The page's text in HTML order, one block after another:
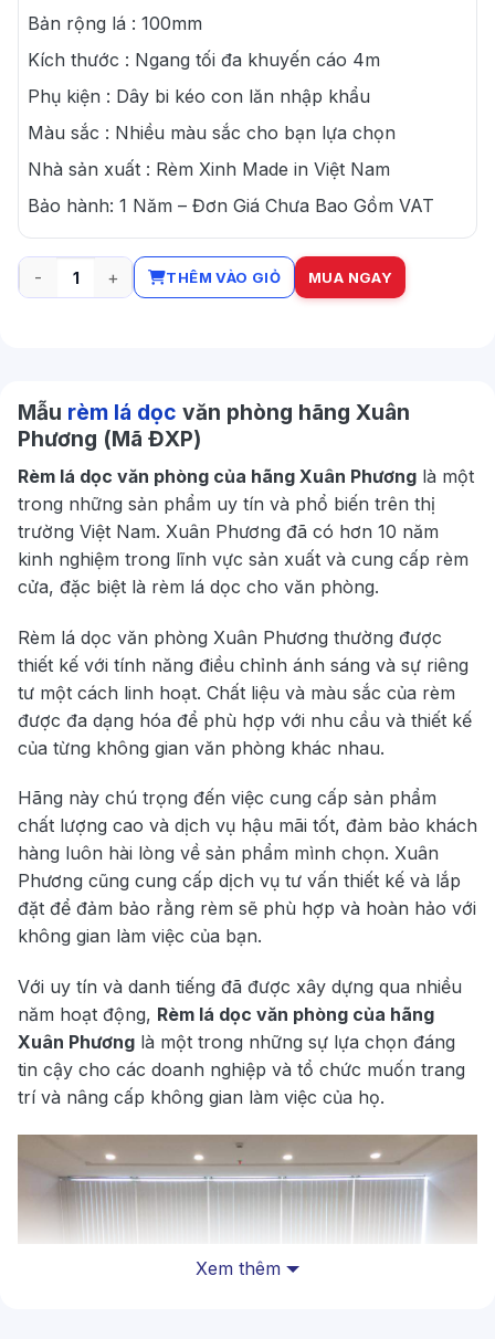
Bản rộng lá : 100mm
Kích thước : Ngang tối đa khuyến cáo 4m
Phụ kiện : Dây bi kéo con lăn nhập khẩu
Màu sắc : Nhiều màu sắc cho bạn lựa chọn
Nhà sản xuất : Rèm Xinh Made in Việt Nam
Bảo hành: 1 Năm – Đơn Giá Chưa Bao Gồm VAT
Rèm lá dọc văn phòng hãng Xuân Phương số lượng
THÊM VÀO GIỎ MUA NGAY
Mẫu rèm lá dọc văn phòng hãng Xuân
Phương (Mã ĐXP)
Rèm lá dọc văn phòng của hãng Xuân Phương là một
trong những sản phẩm uy tín và phổ biến trên thị
trường Việt Nam. Xuân Phương đã có hơn 10 năm
kinh nghiệm trong lĩnh vực sản xuất và cung cấp rèm
cửa, đặc biệt là rèm lá dọc cho văn phòng.
Rèm lá dọc văn phòng Xuân Phương thường được
thiết kế với tính năng điều chỉnh ánh sáng và sự riêng
tư một cách linh hoạt. Chất liệu và màu sắc của rèm
được đa dạng hóa để phù hợp với nhu cầu và thiết kế
của từng không gian văn phòng khác nhau.
Hãng này chú trọng đến việc cung cấp sản phẩm
chất lượng cao và dịch vụ hậu mãi tốt, đảm bảo khách
hàng luôn hài lòng về sản phẩm mình chọn. Xuân
Phương cũng cung cấp dịch vụ tư vấn thiết kế và lắp
đặt để đảm bảo rằng rèm sẽ phù hợp và hoàn hảo với
không gian làm việc của bạn.
Với uy tín và danh tiếng đã được xây dựng qua nhiều
năm hoạt động, Rèm lá dọc văn phòng của hãng
Xuân Phương là một trong những sự lựa chọn đáng
tin cậy cho các doanh nghiệp và tổ chức muốn trang
trí và nâng cấp không gian làm việc của họ.
Xem thêm